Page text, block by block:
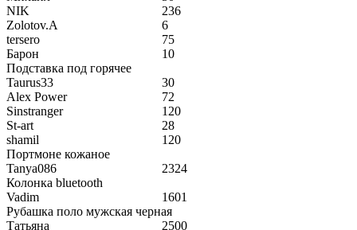
NIK
236
Zolotov.A
6
tersero
75
Барон
10
Подставка под горячее
Taurus33
30
Alex Power
72
Sinstranger
120
St-art
28
shamil
120
Портмоне кожаное
Tanya086
2324
Колонка bluetooth
Vadim
1601
Рубашка поло мужская черная
Татьяна
2500